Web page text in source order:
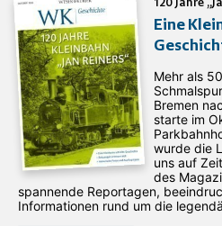
120 Jahre
Eine
Mehr als
Bremen
starte im
wurde die
uns auf
des
spannende Reportagen,
Informationen rund um die